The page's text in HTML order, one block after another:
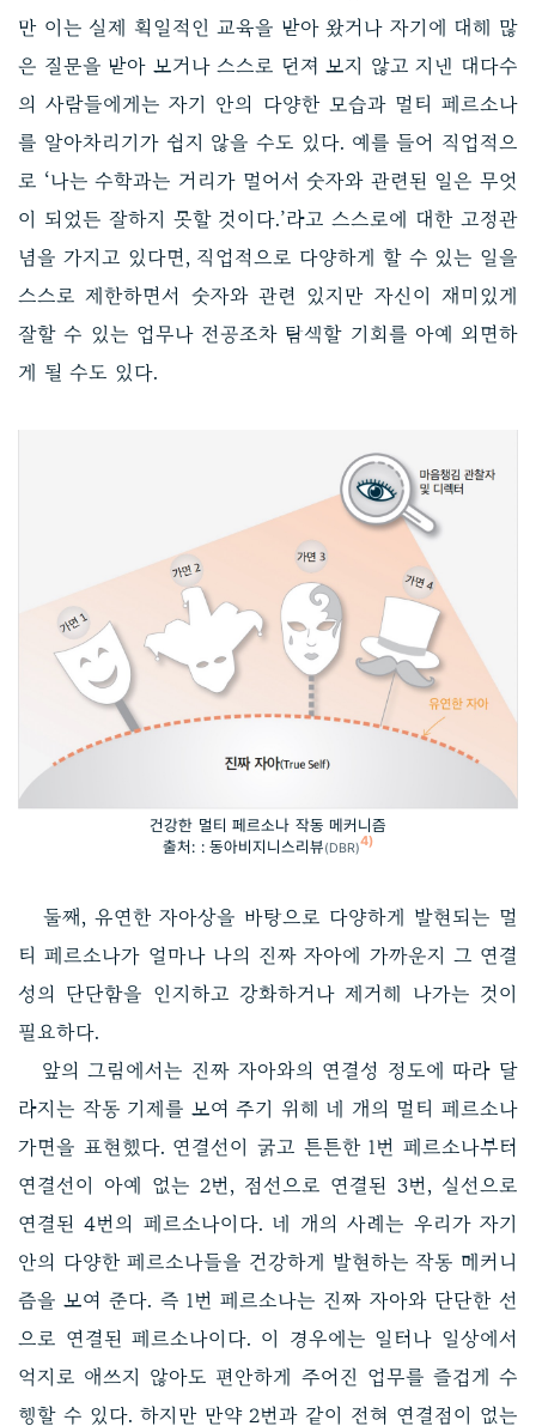
만 이는 실제 획일적인 교육을 받아 왔거나 자기에 대해 많
은 질문을 받아 보거나 스스로 던져 보지 않고 지낸 대다수
의 사람들에게는 자기 안의 다양한 모습과 멀티 페르소나
를 알아차리기가 쉽지 않을 수도 있다. 예를 들어 직업적으
로 ‘나는 수학과는 거리가 멀어서 숫자와 관련된 일은 무엇
이 되었든 잘하지 못할 것이다.’라고 스스로에 대한 고정관
념을 가지고 있다면, 직업적으로 다양하게 할 수 있는 일을
스스로 제한하면서 숫자와 관련 있지만 자신이 재미있게
잘할 수 있는 업무나 전공조차 탐색할 기회를 아예 외면하
게 될 수도 있다.
건강한 멀티 페르소나 작동 메커니즘
출처: : 동아비지니스리뷰(DBR)4)
둘째, 유연한 자아상을 바탕으로 다양하게 발현되는 멀
티 페르소나가 얼마나 나의 진짜 자아에 가까운지 그 연결
성의 단단함을 인지하고 강화하거나 제거해 나가는 것이
필요하다.
앞의 그림에서는 진짜 자아와의 연결성 정도에 따라 달
라지는 작동 기제를 보여 주기 위해 네 개의 멀티 페르소나
가면을 표현했다. 연결선이 굵고 튼튼한 1번 페르소나부터
연결선이 아예 없는 2번, 점선으로 연결된 3번, 실선으로
연결된 4번의 페르소나이다. 네 개의 사례는 우리가 자기
안의 다양한 페르소나들을 건강하게 발현하는 작동 메커니
즘을 보여 준다. 즉 1번 페르소나는 진짜 자아와 단단한 선
으로 연결된 페르소나이다. 이 경우에는 일터나 일상에서
억지로 애쓰지 않아도 편안하게 주어진 업무를 즐겁게 수
행할 수 있다. 하지만 만약 2번과 같이 전혀 연결점이 없는